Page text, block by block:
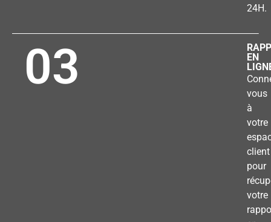
24H.
03
EN
vous
à
votre
client
pour
votre